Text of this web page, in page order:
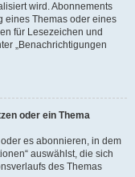
wird. Abonnements
eines Themas oder eines
für Lesezeichen und
„Benachrichtigungen
oder ein Thema
es abonnieren, in dem
auswählst, die sich
des Themas